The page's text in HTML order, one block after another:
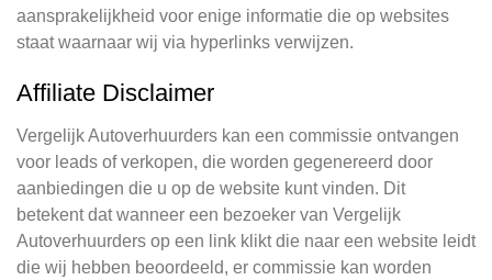
aansprakelijkheid voor enige informatie die op websites
staat waarnaar wij via hyperlinks verwijzen.
Affiliate Disclaimer
Vergelijk Autoverhuurders kan een commissie ontvangen
voor leads of verkopen, die worden gegenereerd door
aanbiedingen die u op de website kunt vinden. Dit
betekent dat wanneer een bezoeker van Vergelijk
Autoverhuurders op een link klikt die naar een website leidt
die wij hebben beoordeeld, er commissie kan worden